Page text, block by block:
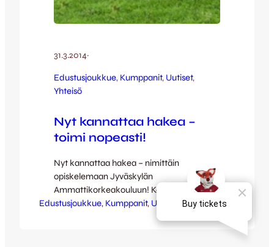
31.3.2014·
Edustusjoukkue, Kumppanit, Uutiset
Yhteisö
Nyt kannattaa hakea –
toimi nopeasti!
Nyt kannattaa hakea – nimittäin
opiskelemaan Jyväskylän
Ammattikorkeakouluun! Kevään
yhteishaku niin AMK- kuin YAMK-
tutkintoihinkin päättyy huomenna tiistaina
Edustusjoukkue, Kumppanit, Uutiset Yhteisö